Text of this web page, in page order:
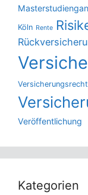
Köln Rente
Versicherungsrecht
Veröffentlichung
Kategorien